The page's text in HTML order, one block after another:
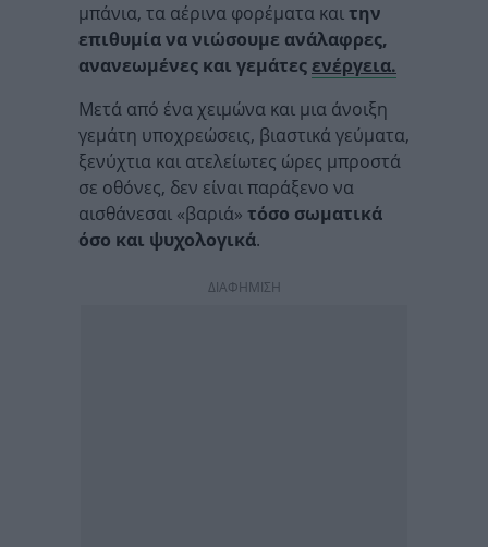
μπάνια, τα αέρινα φορέματα καιτην
επιθυμία να νιώσουμε ανάλαφρες,
ανανεωμένες και γεμάτες ενέργεια.
Μετά από ένα χειμώνα και μια άνοιξη
γεμάτη υποχρεώσεις, βιαστικά γεύματα,
ξενύχτια και ατελείωτες ώρες μπροστά
σε οθόνες, δεν είναι παράξενο να
αισθάνεσαι «βαριά» τόσο σωματικά
όσο και ψυχολογικά.
ΔΙΑΦΗΜΙΣΗ